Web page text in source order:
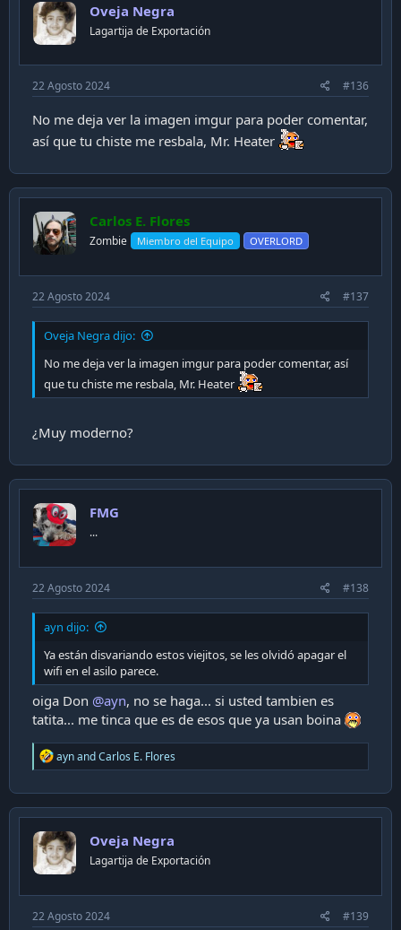
Oveja Negra
Lagartija de Exportación
22 Agosto 2024 #136
No me deja ver la imagen imgur para poder comentar,
así que tu chiste me resbala, Mr. Heater
Carlos E. Flores
Zombie Miembro del Equipo OVERLORD
22 Agosto 2024 #137
Oveja Negra dijo:
No me deja ver la imagen imgur para poder comentar, así
que tu chiste me resbala, Mr. Heater
¿Muy moderno?
FMG
...
22 Agosto 2024 #138
ayn dijo:
Ya están disvariando estos viejitos, se les olvidó apagar el
wifi en el asilo parece.
oiga Don @ayn, no se haga... si usted tambien es
tatita... me tinca que es de esos que ya usan boina
R
e
c
t
o
n
s
aynandCarlos E. Flores
Oveja Negra
Lagartija de Exportación
22 Agosto 2024 #139